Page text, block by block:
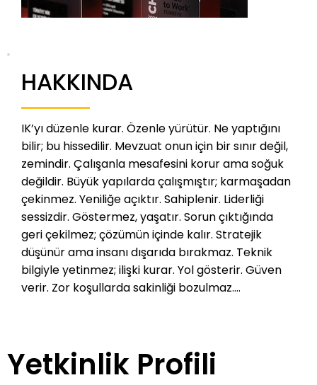
HAKKINDA
IK’yı düzenle kurar. Özenle yürütür. Ne yaptığını
bilir; bu hissedilir. Mevzuat onun için bir sınır değil,
zemindir. Çalışanla mesafesini korur ama soğuk
değildir. Büyük yapılarda çalışmıştır; karmaşadan
çekinmez. Yeniliğe açıktır. Sahiplenir. Liderliği
sessizdir. Göstermez, yaşatır. Sorun çıktığında
geri çekilmez; çözümün içinde kalır. Stratejik
düşünür ama insanı dışarıda bırakmaz. Teknik
bilgiyle yetinmez; ilişki kurar. Yol gösterir. Güven
verir. Zor koşullarda sakinliği bozulmaz.
yöntem değil, alışkanlık gibi taşır. İkna eder ama
zorlamaz. Uzlaşmayı bilir. Geri bildirim verirken
Yetkinlik Profili